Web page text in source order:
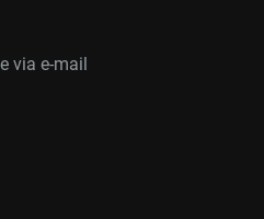
via e-mail